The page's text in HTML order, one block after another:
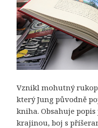
Vznikl mohutný
který Jung původně
kniha. Obsahuje
krajinou, boj s